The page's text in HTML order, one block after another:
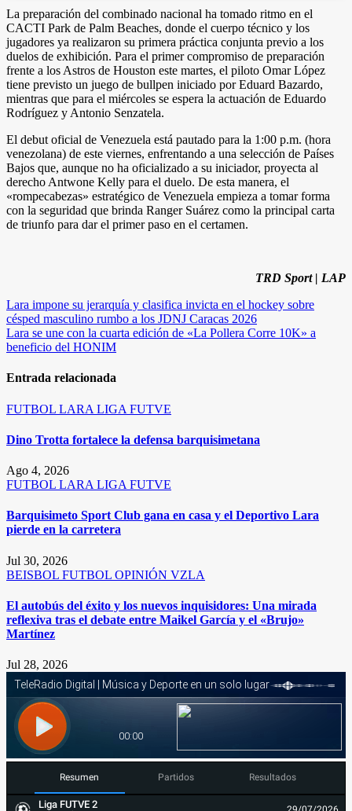
La preparación del combinado nacional ha tomado ritmo en el
CACTI Park de Palm Beaches, donde el cuerpo técnico y los
jugadores ya realizaron su primera práctica conjunta previo a los
duelos de exhibición. Para el primer compromiso de preparación
frente a los Astros de Houston este martes, el piloto Omar López
tiene previsto un juego de bullpen iniciado por Eduard Bazardo,
mientras que para el miércoles se espera la actuación de Eduardo
Rodríguez y Antonio Senzatela.
El debut oficial de Venezuela está pautado para la 1:00 p.m. (hora
venezolana) de este viernes, enfrentando a una selección de Países
Bajos que, aunque no ha oficializado a su iniciador, proyecta al
derecho Antwone Kelly para el duelo. De esta manera, el
«rompecabezas» estratégico de Venezuela empieza a tomar forma
con la seguridad que brinda Ranger Suárez como la principal carta
de triunfo para dar el primer paso en el certamen.
TRD Sport | LAP
Navegación
de
entradas
Lara impone su jerarquía y clasifica invicta en el hockey sobre
césped masculino rumbo a los JDNJ Caracas 2026
Lara se une con la cuarta edición de «La Pollera Corre 10K» a
beneficio del HONIM
Entrada relacionada
FUTBOL LARA LIGA FUTVE
Dino Trotta fortalece la defensa barquisimetana
Ago 4, 2026
FUTBOL LARA LIGA FUTVE
Barquisimeto Sport Club gana en casa y el Deportivo Lara
pierde en la carretera
Jul 30, 2026
BEISBOL FUTBOL OPINIÓN VZLA
El autobús del éxito y los nuevos inquisidores: Una mirada
reflexiva tras el debate entre Maikel García y el «Brujo»
Martínez
Jul 28, 2026
Resumen Partidos Resultados
Liga FUTVE 2